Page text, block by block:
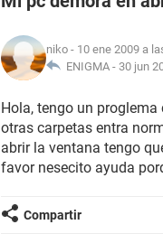
niko - 10 ene 2009 a
ENIGMA - 30 jun
Hola, tengo un
otras carpetas entra
abrir la ventana tengo
favor nesecito ayuda
Compartir